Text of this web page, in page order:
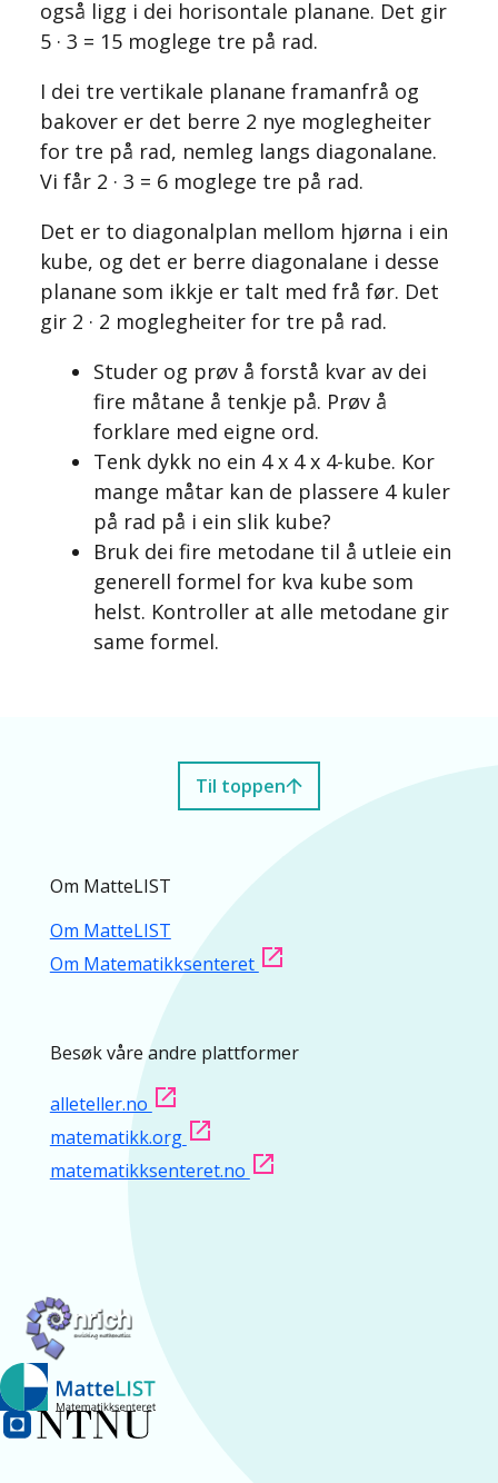
også ligg i dei horisontale planane. Det gir
5 · 3 = 15 moglege tre på rad.
I dei tre vertikale planane framanfrå og
bakover er det berre 2 nye moglegheiter
for tre på rad, nemleg langs diagonalane.
Vi får 2 · 3 = 6 moglege tre på rad.
Det er to diagonalplan mellom hjørna i ein
kube, og det er berre diagonalane i desse
planane som ikkje er talt med frå før. Det
gir 2 · 2 moglegheiter for tre på rad.
Studer og prøv å forstå kvar av dei
fire måtane å tenkje på. Prøv å
forklare med eigne ord.
Tenk dykk no ein 4 x 4 x 4-kube. Kor
mange måtar kan de plassere 4 kuler
på rad på i ein slik kube?
Bruk dei fire metodane til å utleie ein
generell formel for kva kube som
helst. Kontroller at alle metodane gir
same formel.
Til toppen
Om MatteLIST
Om MatteLIST
Om Matematikksenteret
Besøk våre andre plattformer
alleteller.no
matematikk.org
matematikksenteret.no